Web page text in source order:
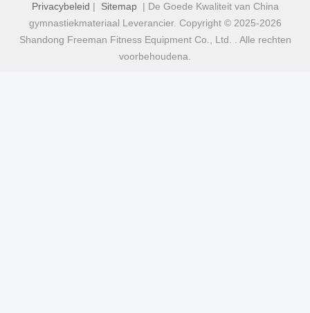
Privacybeleid | Sitemap| De Goede Kwaliteit van China
gymnastiekmateriaal Leverancier. Copyright © 2025-2026
Shandong Freeman Fitness Equipment Co., Ltd. . Alle rechten
voorbehoudena.